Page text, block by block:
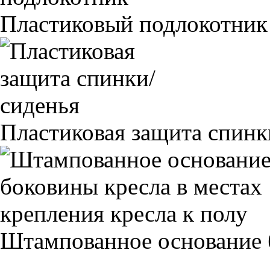
Пластиковый подлокотник
Пластиковая защита
Штампованное основание